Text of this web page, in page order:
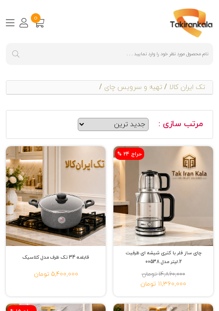
0
تک ایران کالا / تهیه و سرویس چای /
مرتب سازی :
% حراج 24
چای ساز فلر با کتری شیشه ای ظرفیت
2.لیتر مدل 00538
14,860,000 تومان
11,360,000 تومان
قابلمه 34 تک ظرف مدل کلاسیک
5,400,000 تومان